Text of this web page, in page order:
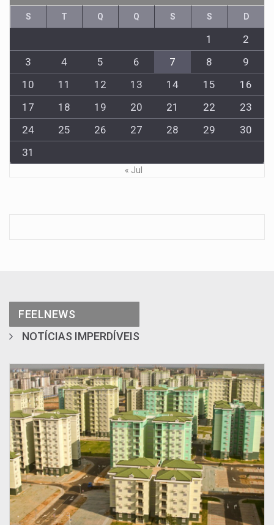
S T Q Q S S D
1
2
3
4 5 6 7 8
9
10
11 12 13 14 15
16
17
18 19 20 21 22
23
24
25 26 27 28 29
30
31
« Jul
FEELNEWS
NOTÍCIAS IMPERDÍVEIS